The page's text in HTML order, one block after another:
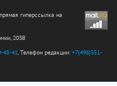
гиперссылка на
203В
48-41, Телефон редакции: +7(496)551-